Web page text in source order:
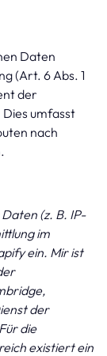
Daten
(Art. 6 Abs. 1
der
umfasst
nach
(z. B. IP-
im
ein. Mir ist
der
die
existiert ein